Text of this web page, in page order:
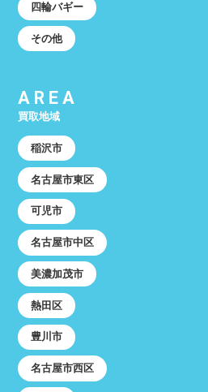
四輪バギー
その他
AREA
買取地域
稲沢市
名古屋市東区
可児市
名古屋市中区
美濃加茂市
熱田区
豊川市
名古屋市西区